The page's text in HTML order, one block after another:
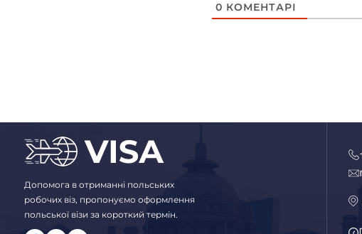
0 КОМЕНТАРІ
Допомога в отриманні польських
робочих віз, пропонуємо оформлення
польської візи за короткий термін.